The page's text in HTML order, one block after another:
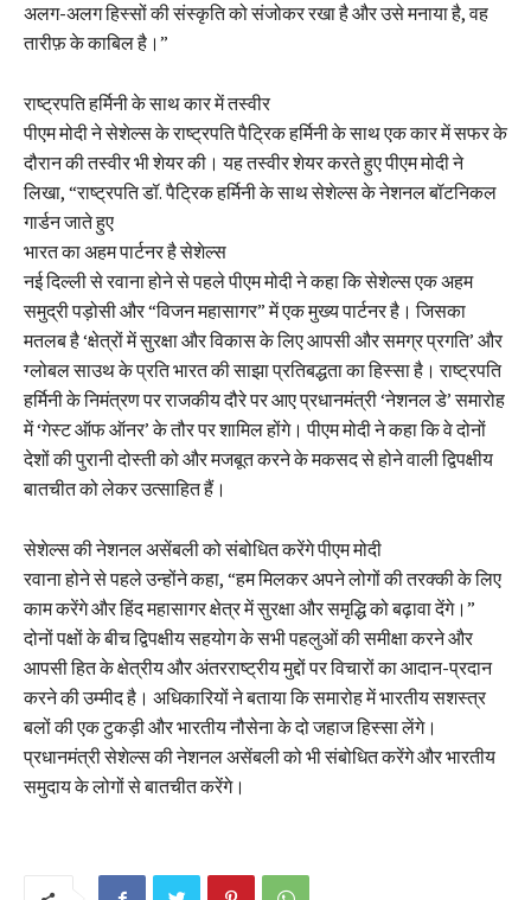
अलग-अलग हिस्सों की संस्कृति को संजोकर रखा है और उसे मनाया है, वह
तारीफ़ के काबिल है।”
राष्ट्रपति हर्मिनी के साथ कार में तस्वीर
पीएम मोदी ने सेशेल्स के राष्ट्रपति पैट्रिक हर्मिनी के साथ एक कार में सफर के
दौरान की तस्वीर भी शेयर की। यह तस्वीर शेयर करते हुए पीएम मोदी ने
लिखा, “राष्ट्रपति डॉ. पैट्रिक हर्मिनी के साथ सेशेल्स के नेशनल बॉटनिकल
गार्डन जाते हुए
भारत का अहम पार्टनर है सेशेल्स
नई दिल्ली से रवाना होने से पहले पीएम मोदी ने कहा कि सेशेल्स एक अहम
समुद्री पड़ोसी और “विजन महासागर” में एक मुख्य पार्टनर है। जिसका
मतलब है ‘क्षेत्रों में सुरक्षा और विकास के लिए आपसी और समग्र प्रगति’ और
ग्लोबल साउथ के प्रति भारत की साझा प्रतिबद्धता का हिस्सा है। राष्ट्रपति
हर्मिनी के निमंत्रण पर राजकीय दौरे पर आए प्रधानमंत्री ‘नेशनल डे’ समारोह
में ‘गेस्ट ऑफ ऑनर’ के तौर पर शामिल होंगे। पीएम मोदी ने कहा कि वे दोनों
देशों की पुरानी दोस्ती को और मजबूत करने के मकसद से होने वाली द्विपक्षीय
बातचीत को लेकर उत्साहित हैं।
सेशेल्स की नेशनल असेंबली को संबोधित करेंगे पीएम मोदी
रवाना होने से पहले उन्होंने कहा, “हम मिलकर अपने लोगों की तरक्की के लिए
काम करेंगे और हिंद महासागर क्षेत्र में सुरक्षा और समृद्धि को बढ़ावा देंगे।”
दोनों पक्षों के बीच द्विपक्षीय सहयोग के सभी पहलुओं की समीक्षा करने और
आपसी हित के क्षेत्रीय और अंतरराष्ट्रीय मुद्दों पर विचारों का आदान-प्रदान
करने की उम्मीद है। अधिकारियों ने बताया कि समारोह में भारतीय सशस्त्र
बलों की एक टुकड़ी और भारतीय नौसेना के दो जहाज हिस्सा लेंगे।
प्रधानमंत्री सेशेल्स की नेशनल असेंबली को भी संबोधित करेंगे और भारतीय
समुदाय के लोगों से बातचीत करेंगे।